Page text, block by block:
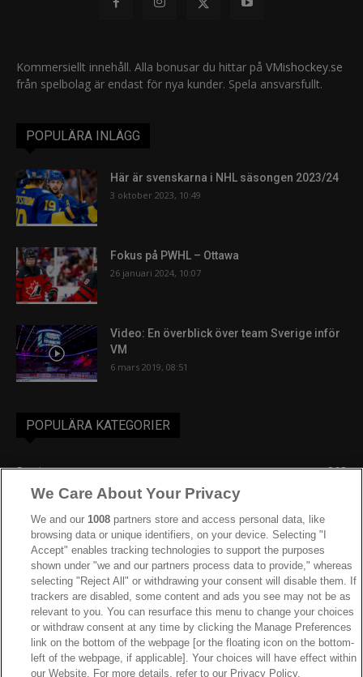
Kommersiellt innehåll. Alla bonusar du hittar på VMishockey.se
från spelbolag är endast för nya kunder. Spela ansvarsfullt.
POPULÄRA INLÄGG
Här är svenskarna i NHL säsongen 2023/24
3 oktober 2023, 10:49
Fokus på PWHL – Ottawa
26 januari 2024, 10:07
Video: En överblick över team Sverige inför
VM
6 mars 2019, 08:51
POPULÄRA KATEGORIER
Sverige
863
Ishockey-VM
IIHF
JVM
Kanada
205
Dam VM
187
Finland
181
Video
179
Ishockey-OS
175
We Care About Your Privacy
We and our1008 partners store and access personal data, like
browsing data or unique identifiers, on your device. Selecting "I
Accept" enables tracking technologies to support the purposes
shown under "we and our partners process data to provide," whereas
selecting "Reject All" or withdrawing your consent will disable them. If
trackers are disabled, some content and ads you see may not be as
relevant to you. You can resurface this menu to change your choices
or withdraw consent at any time by clicking the Manage Preferences
link on the bottom of the webpage [or the floating icon on the bottom-
left of the webpage, if applicable]. Your choices will have effect within
our Website. For more details, refer to our Privacy Policy.